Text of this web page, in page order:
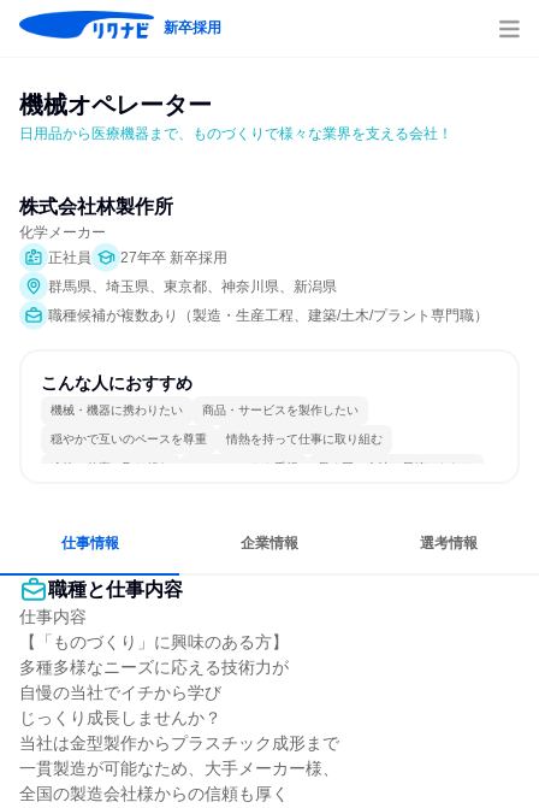
新卒採用
機械オペレーター
日用品から医療機器まで、ものづくりで様々な業界を支える会社！
株式会社林製作所
化学メーカー
正社員
27年卒 新卒採用
群馬県、埼玉県、東京都、神奈川県、新潟県
職種候補が複数あり（製造・生産工程、建築/土木/プラント専門職）
こんな人におすすめ
機械・機器に携わりたい 商品・サービスを製作したい
穏やかで互いのペースを尊重 情熱を持って仕事に取り組む
冷静に仕事に取り組む チームワークを重視 長く同じ会社に居続けられる
仕事情報 企業情報 選考情報
職種と仕事内容
仕事内容
【「ものづくり」に興味のある方】
多種多様なニーズに応える技術力が
自慢の当社でイチから学び
じっくり成長しませんか？
当社は金型製作からプラスチック成形まで
一貫製造が可能なため、大手メーカー様、
全国の製造会社様からの信頼も厚く